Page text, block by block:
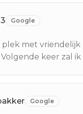
Google
plek met
Volgende keer zal
Google